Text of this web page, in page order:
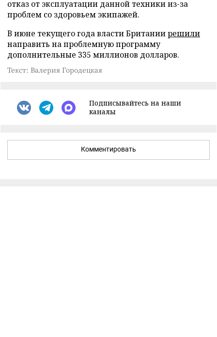
отказ от эксплуатации данной техники из-за
проблем со здоровьем экипажей.
В июне текущего года власти Британиирешили
направить на проблемную программу
дополнительные 335 миллионов долларов.
Текст: Валерия Городецкая
Подписывайтесь на наши
каналы
Комментировать